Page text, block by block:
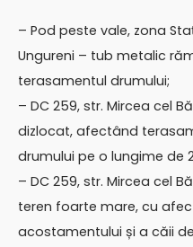
– Pod peste vale, zona
Ungureni – tub metalic
terasamentul drumului;
– DC 259, str. Mircea cel
dizlocat, afectând
drumului pe o lungime de
– DC 259, str. Mircea cel
teren foarte mare, cu
acostamentului și a căii